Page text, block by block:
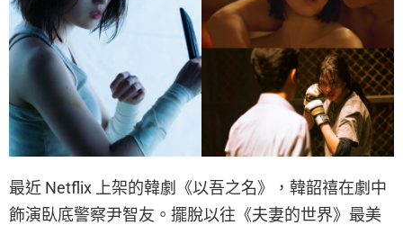
最近 Netflix 上架的韓劇《以吾之名》，韓韶禧在劇中
飾演臥底警察尹智友。擺脫以往《夫妻的世界》最美